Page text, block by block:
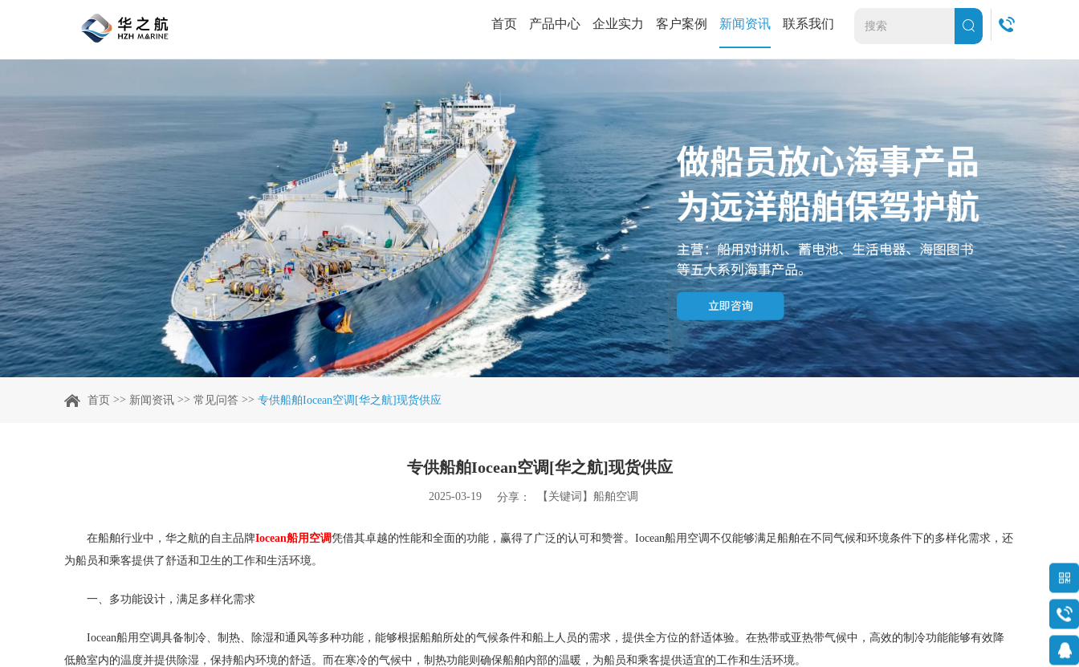
首页 产品中心 企业实力 客户案例 新闻资讯 联系我们
首页 >> 新闻资讯 >> 常见问答 >> 专供船舶Iocean空调[华之航]现货供应
专供船舶Iocean空调[华之航]现货供应
2025-03-19 分享： 【关键词】船舶空调
在船舶行业中，华之航的自主品牌Iocean船用空调凭借其卓越的性能和全面的功能，赢得了广泛的认可和赞誉。Iocean船用空调不仅能够满足船舶在不同气候和环境条件下的多样化需求，还
为船员和乘客提供了舒适和卫生的工作和生活环境。
一、多功能设计，满足多样化需求
Iocean船用空调具备制冷、制热、除湿和通风等多种功能，能够根据船舶所处的气候条件和船上人员的需求，提供全方位的舒适体验。在热带或亚热带气候中，高效的制冷功能能够有效降
低舱室内的温度并提供除湿，保持船内环境的舒适。而在寒冷的气候中，制热功能则确保船舶内部的温暖，为船员和乘客提供适宜的工作和生活环境。